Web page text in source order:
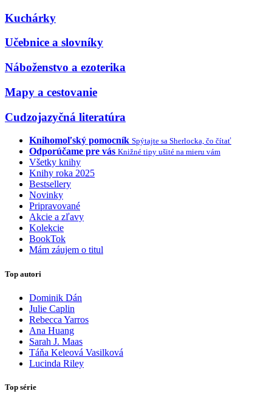
Kuchárky
Učebnice a slovníky
Náboženstvo a ezoterika
Mapy a cestovanie
Cudzojazyčná literatúra
Knihomoľský pomocník Spýtajte sa Sherlocka, čo čítať
Odporúčame pre vás Knižné tipy ušité na mieru vám
Všetky knihy
Knihy roka 2025
Bestsellery
Novinky
Pripravované
Akcie a zľavy
Kolekcie
BookTok
Mám záujem o titul
Top autori
Dominik Dán
Julie Caplin
Rebecca Yarros
Ana Huang
Sarah J. Maas
Táňa Keleová Vasilková
Lucinda Riley
Top série